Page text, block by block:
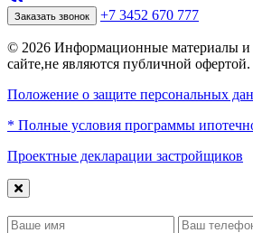
Заказать звонок +7 3452 670 777
© 2026 Информационные материалы
сайте,не являются публичной офертой.
Положение о защите персональных
* Полные условия программы
Проектные декларации застройщиков